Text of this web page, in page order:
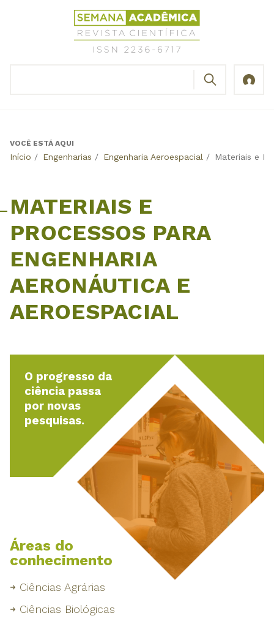
Revista
Científica
Semana
Back
VOCÊ ESTÁ AQUI
Início / Engenharias / Engenharia Aeroespacial / Materiais e
MATERIAIS E
PROCESSOS PARA
ENGENHARIA
AERONÁUTICA E
AEROESPACIAL
O progresso da
ciência passa
por novas
pesquisas.
Áreas do
conhecimento
Ciências Agrárias
Ciências Biológicas